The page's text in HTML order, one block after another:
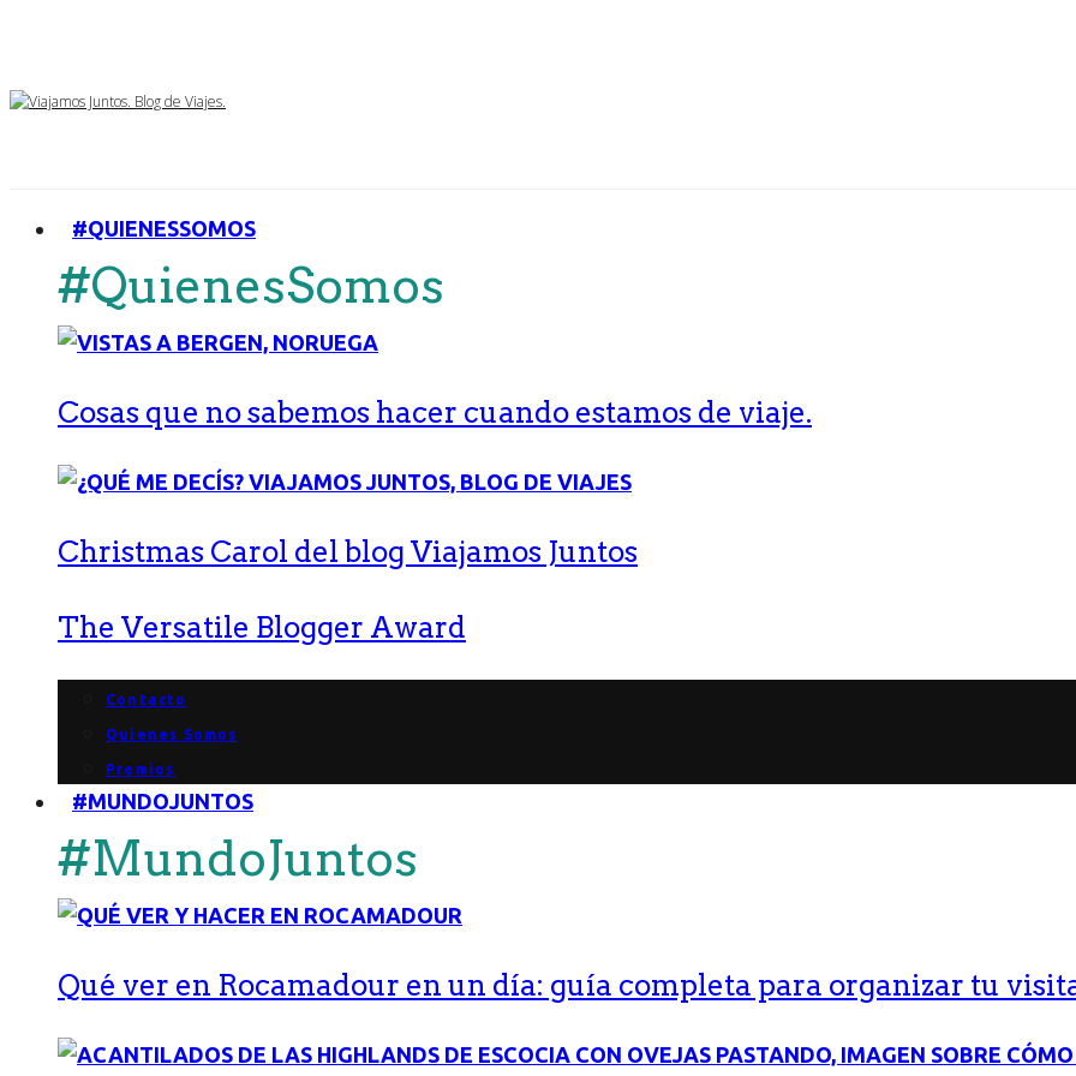
#QUIENESSOMOS
#QuienesSomos
Cosas que no sabemos hacer cuando estamos de viaje.
Christmas Carol del blog Viajamos Juntos
The Versatile Blogger Award
Contacto
Quienes Somos
Premios
#MUNDOJUNTOS
#MundoJuntos
Qué ver en Rocamadour en un día: guía completa para organizar tu